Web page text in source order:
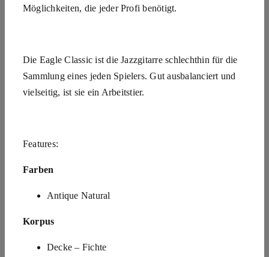
Möglichkeiten, die jeder Profi benötigt.
Die Eagle Classic ist die Jazzgitarre schlechthin für die
Sammlung eines jeden Spielers. Gut ausbalanciert und
vielseitig, ist sie ein Arbeitstier.
Features:
Farben
Antique Natural
Korpus
Decke – Fichte